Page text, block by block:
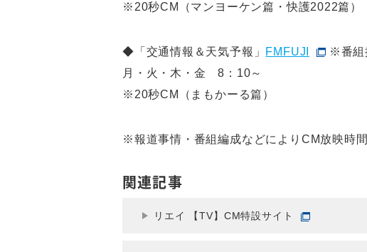
※20秒CM（マンヨーケン篇・快護2022篇）
◆「交通情報＆天気予報」 FMFUJI
※番組
月・火・木・金 8：10～
※20秒CM（まもかーる篇）
※報道事情・番組編成などによりCM放映時
関連記事
リエイ 【TV】CM特設サイト